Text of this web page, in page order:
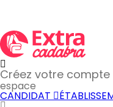
Créez votre compte
espace
CANDIDAT